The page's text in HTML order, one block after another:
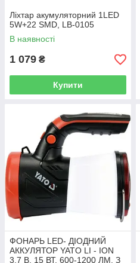
Ліхтар акумуляторний 1LED
5W+22 SMD, LB-0105
В наявності
1 079 ₴
Купити
ФОНАРЬ LED- ДІОДНИЙ
АККУЛЯТОР YATO LI - ION
3.7 В, 15 ВТ, 600-1200 ЛМ, З